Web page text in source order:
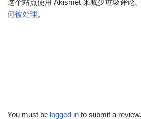
这个站点使用 Akismet 来减少垃圾评论。
何被处理。
You must be logged in to submit a review.